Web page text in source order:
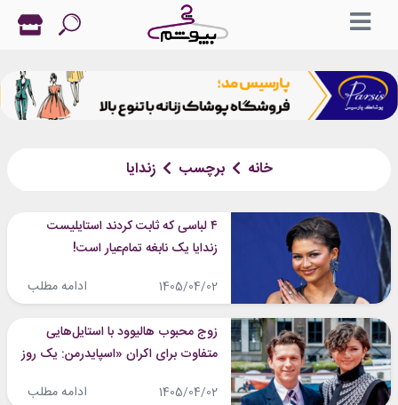
خانه برچسب زندایا
۴ لباسی که ثابت کردند استایلیست
زندایا یک نابغه تمام‌عیار است!
1405/04/02 ادامه مطلب
زوج محبوب هالیوود با استایل‌هایی
متفاوت برای اکران «اسپایدرمن: یک روز
1405/04/02 ادامه مطلب